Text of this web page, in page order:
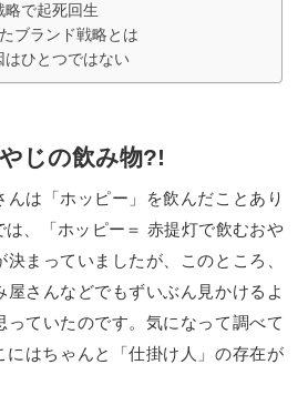
略で起死回生
ブランド戦略とは
はひとつではない
じの飲み物?!
は「ホッピー」を飲んだことあり
は、「ホッピー＝ 赤提灯で飲むおや
まっていましたが、このところ、
屋さんなどでもずいぶん見かけるよ
ていたのです。気になって調べて
はちゃんと「仕掛け人」の存在が